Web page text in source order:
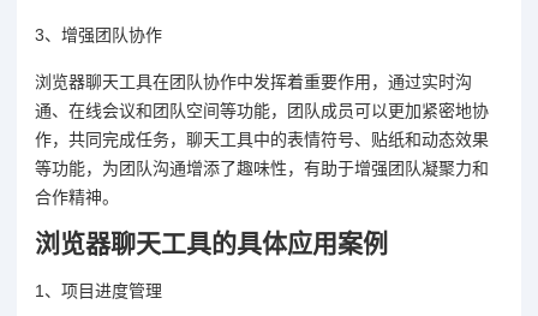
3、增强团队协作
浏览器聊天工具在团队协作中发挥着重要作用，通过实时沟
通、在线会议和团队空间等功能，团队成员可以更加紧密地协
作，共同完成任务，聊天工具中的表情符号、贴纸和动态效果
等功能，为团队沟通增添了趣味性，有助于增强团队凝聚力和
合作精神。
浏览器聊天工具的具体应用案例
1、项目进度管理